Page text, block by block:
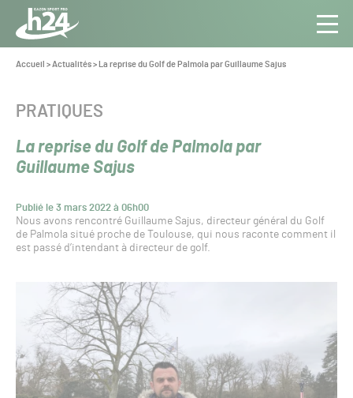
Panneau de gestion des cookies
Aller au contenu
Toute
l’info
Pro
Vous
Accueil >Actualités> La reprise du Golf de Palmola par Guillaume Sajus
La reprise du Golf de Palmola par
Guillaume Sajus
Publié le 3 mars 2022 à 06h00
CATÉGORIE :
PRATIQUES
Nous avons rencontré Guillaume Sajus, directeur général du Golf
de Palmola situé proche de Toulouse, qui nous raconte comment il
est passé d’intendant à directeur de golf.